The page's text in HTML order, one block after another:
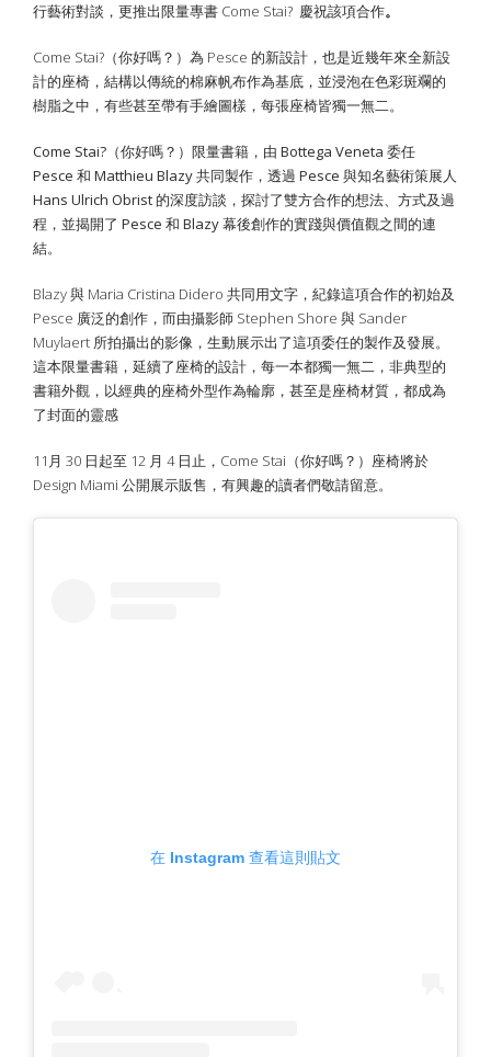
行藝術對談，更推出限量專書 Come Stai? 慶祝該項合作。
Come Stai?（你好嗎？）為 Pesce 的新設計，也是近幾年來全新設
計的座椅，結構以傳統的棉麻帆布作為基底，並浸泡在色彩斑斕的
樹脂之中，有些甚至帶有手繪圖樣，每張座椅皆獨一無二。
Come Stai?（你好嗎？）限量書籍，由 Bottega Veneta 委任
Pesce 和 Matthieu Blazy 共同製作，透過 Pesce 與知名藝術策展人
Hans Ulrich Obrist 的深度訪談，探討了雙方合作的想法、方式及過
程，並揭開了 Pesce 和 Blazy 幕後創作的實踐與價值觀之間的連
結。
Blazy與 Maria Cristina Didero 共同用文字，紀錄這項合作的初始及
Pesce 廣泛的創作，而由攝影師 Stephen Shore 與 Sander
Muylaert 所拍攝出的影像，生動展示出了這項委任的製作及發展。
這本限量書籍，延續了座椅的設計，每一本都獨一無二，非典型的
書籍外觀，以經典的座椅外型作為輪廓，甚至是座椅材質，都成為
了封面的靈感
11 月 30 日起至 12 月 4 日止， Come Stai （你好嗎？）座椅將於
Design Miami 公開展示販售，有興趣的讀者們敬請留意。
在 Instagram 查看這則貼文